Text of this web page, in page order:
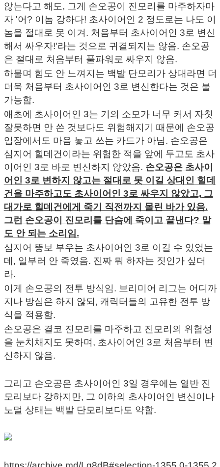
않는다고 해도, 그게 손오공이 진모리를 마주하자마
자 '어? 이놈 강하다! 초사이어인 2 정도로는 나도 이
놈을 절대로 못 이겨. 처음부터 초사이어인 3로 변신
해서 싸우자!'라는 것으로 귀결되지는 않음. 손오공
은 절대로 처음부터 풀파워로 싸우지 않음.
하물며 힘도 안 느껴지는 백발 단모리가 상대라면 더
더욱 처음부터 초사이어인 3로 변신한다는 것은 불
가능함.
애초에 초사이어인 3는 기의 소모가 너무 커서 자칫
잘못하면 안 쓴 것보다도 위험해지기 때문에 손오공
입장에서도 마음 놓고 쓰는 카드가 아님. 손오공은
심지어 힐데건이라는 위험한 적을 앞에 두고도 초사
이어인 3로 바로 변신하지 않았음. 손오공은 초사이
어인 3로 변하지 않고는 절대로 못 이길 상대인 힐데
건을 마주하고도 초사이어인 3로 싸우지 않았고, 그
대가로 힐데건에게 죽기 직전까지 몰린 바가 있음.
그런 손오공이 진모리를 단숨에 죽이고 끝낸다? 말
도 안 되는 소리임.
심지어 뚱보 부우는 초사이어인 3로 이길 수 있었는
데, 일부러 안 죽였음. 진짜 뭐 하자는 짓인가 싶더
라.
이게 손오공의 전투 방식임. 브리미어 리그는 어디까
지나 방심은 하지 않되, 캐릭터들의 고유한 전투 방
식을 적용함.
손오공은 결코 진모리를 마주하고 진모리의 위험성
을 눈치채지도 못하며, 초사이어인 3로 처음부터 변
신하지 않음.
그리고 손오공은 초사이어인 3일 경우에는 열반 진
모리보다 강하지만, 그 이하의 초사이어인 변신이나
노멀 상태는 백발 단모리보다도 약함.